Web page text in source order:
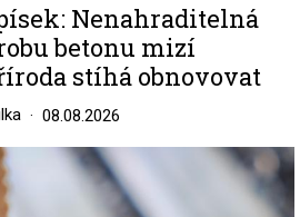
Nenahraditelná
betonu mizí
stíhá obnovovat
08.08.2026